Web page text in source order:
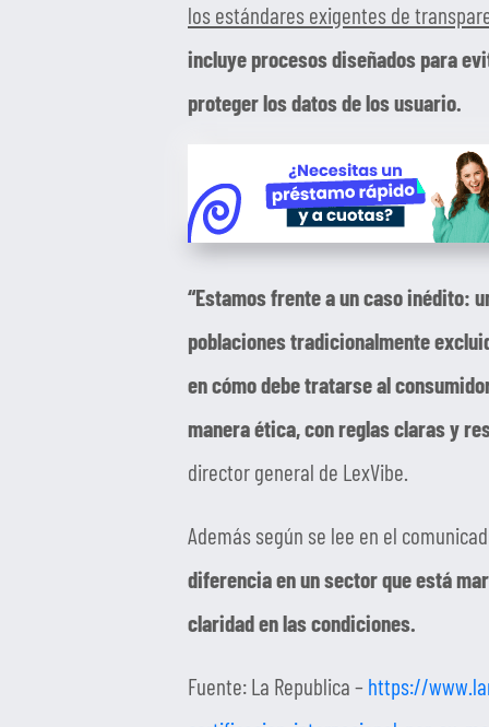
los estándares exigentes de
incluye procesos diseñados para
proteger los datos de los usuario.
“Estamos frente a un caso inédito:
poblaciones tradicionalmente
en cómo debe tratarse al
manera ética, con reglas claras y
director general de LexVibe.
Además según se lee en el
diferencia en un sector que está
claridad en las condiciones.
Fuente: La Republica – https://